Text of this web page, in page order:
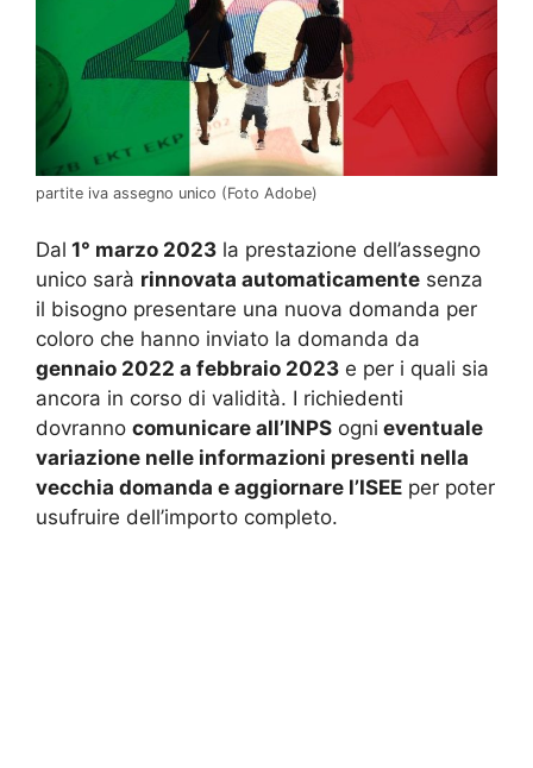
partite iva assegno unico (Foto Adobe)
Dal 1° marzo 2023 la prestazione dell’assegno
unico sarà rinnovata automaticamente senza
il bisogno presentare una nuova domanda per
coloro che hanno inviato la domanda da
gennaio 2022 a febbraio 2023 e per i quali sia
ancora in corso di validità. I richiedenti
dovranno comunicare all’INPS ogni eventuale
variazione nelle informazioni presenti nella
vecchia domanda e aggiornare l’ISEE per poter
usufruire dell’importo completo.